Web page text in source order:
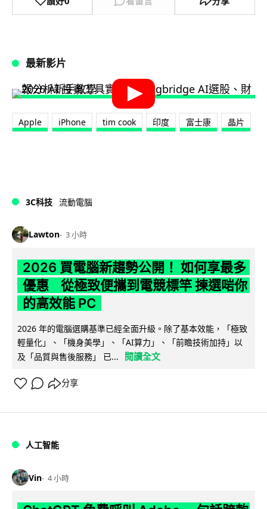
最新影片
Apple iPhone tim cook 印度 富士康 晶片
3C科技 流動電腦
Lawton 3 小時
2026 買電腦新趨勢公開！ 如何享最多
優惠 從極致便攜到電競標竿 揀選啱你
的高效能 PC
2026 年的電腦選購基準已經全面升級。除了基本效能，「極致
輕量化」、「機身美學」、「AI算力」、「前瞻技術加持」以
及「品質與售後服務」 已...
閱讀全文
分享
人工智能
Vin 4 小時